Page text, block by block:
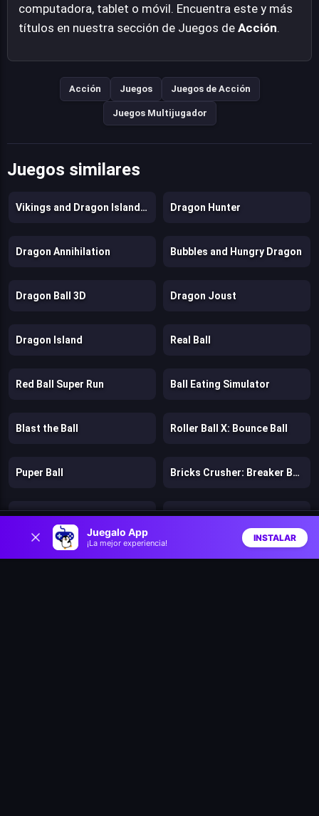
Juegalo App
¡La mejor experiencia!
INSTALAR
computadora, tablet o móvil. Encuentra este y más
títulos en nuestra sección de Juegos de Acción.
Acción Juegos Juegos de Acción
Juegos Multijugador
Juegos similares
Vikings and Dragon Island Farm Dragon Hunter
Dragon Annihilation Bubbles and Hungry Dragon
Dragon Ball 3D Dragon Joust
Dragon Island Real Ball
Red Ball Super Run Ball Eating Simulator
Blast the Ball Roller Ball X: Bounce Ball
Puper Ball Bricks Crusher: Breaker Ball
Dan the Man Dogs vs Aliens
Fragen Murder